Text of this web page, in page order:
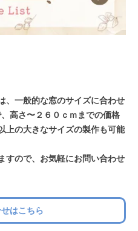
、一般的な窓のサイズに合わせ
高さ〜２６０ｃｍまでの価格
上の大きなサイズの製作も可能
すので、お気軽にお問い合わせ
はこちら